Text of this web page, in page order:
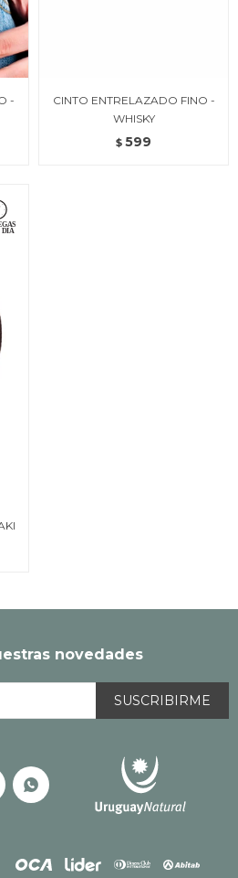
-
CINTO ENTRELAZADO FINO -
WHISKY
$ 599
novedades
SUSCRIBIRME
